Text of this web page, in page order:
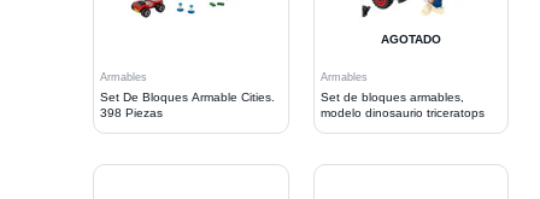
Armables
Set De Bloques Armable Cities.
398 Piezas
AGOTADO
Armables
Set de bloques armables,
modelo dinosaurio triceratops